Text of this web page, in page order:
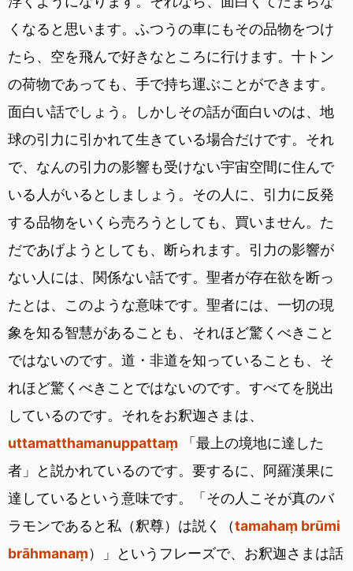
くなると思います。ふつうの車にもその品物をつけ
たら、空を飛んで好きなところに行けます。十トン
の荷物であっても、手で持ち運ぶことができます。
面白い話でしょう。しかしその話が面白いのは、地
球の引力に引かれて生きている場合だけです。それ
で、なんの引力の影響も受けない宇宙空間に住んで
いる人がいるとしましょう。その人に、引力に反発
する品物をいくら売ろうとしても、買いません。た
だであげようとしても、断られます。引力の影響が
ない人には、関係ない話です。聖者が存在欲を断っ
たとは、このような意味です。聖者には、一切の現
象を知る智慧があることも、それほど驚くべきこと
ではないのです。道・非道を知っていることも、そ
れほど驚くべきことではないのです。すべてを脱出
しているのです。それをお釈迦さまは、
uttamatthamanuppattaṃ 「最上の境地に達した
者」と説かれているのです。要するに、阿羅漢果に
達しているという意味です。「その人こそが真のバ
ラモンであると私（釈尊）は説く（tamahaṃ brūmi
brāhmanaṃ）」というフレーズで、お釈迦さまは話